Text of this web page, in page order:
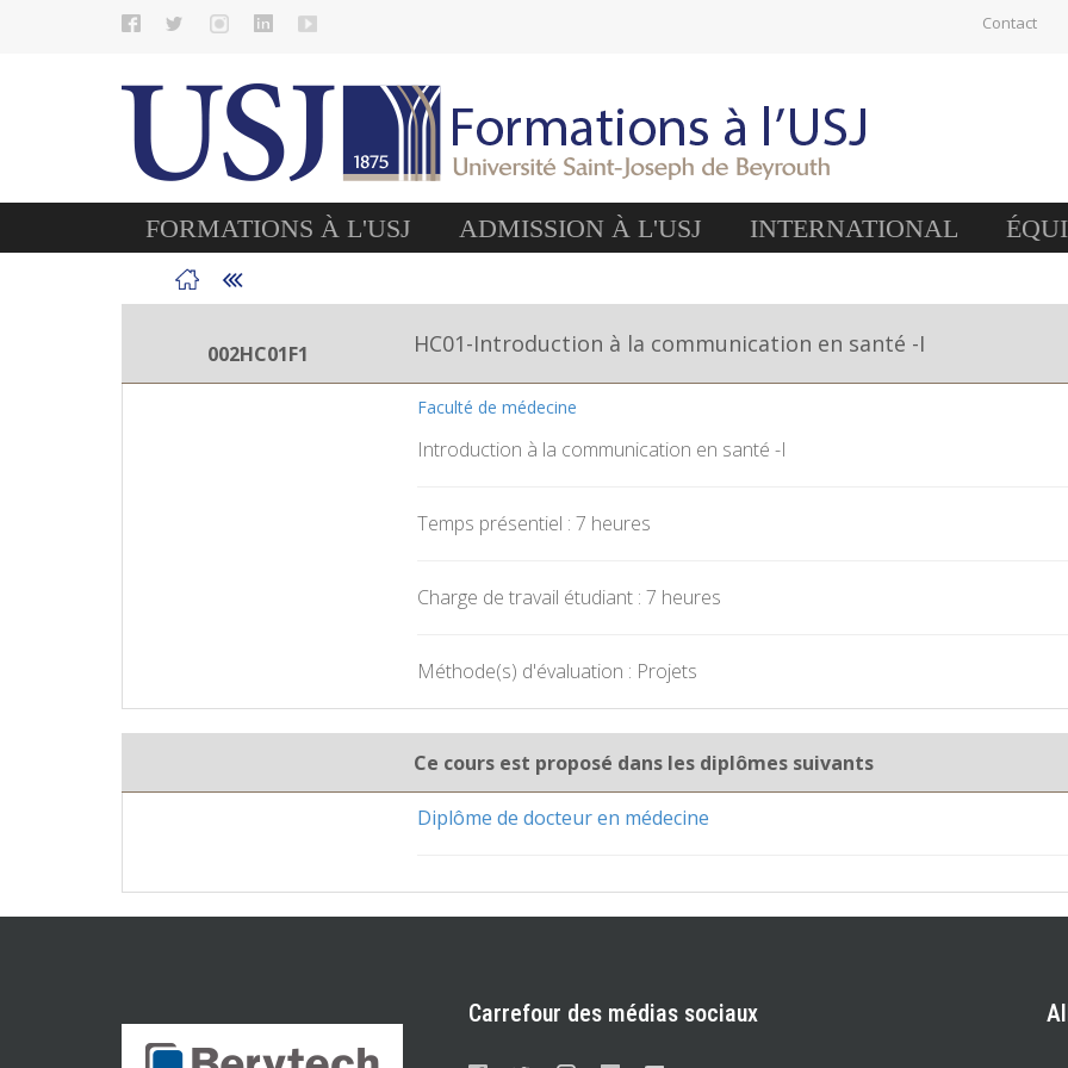
Contact
FORMATIONS À L'USJ ADMISSION À L'USJ INTERNATIONAL
002HC01F1 HC01-Introduction à la communication en santé -I
Faculté de médecine
Introduction à la communication en santé -I
Temps présentiel : 7 heures
Charge de travail étudiant : 7 heures
Méthode(s) d'évaluation : Projets
Ce cours est proposé dans les diplômes suivants
Diplôme de docteur en médecine
Carrefour des médias sociaux